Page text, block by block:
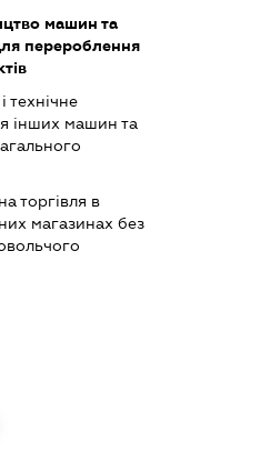
машин та
перероблення
технічне
інших машин та
торгівля в
магазинах без